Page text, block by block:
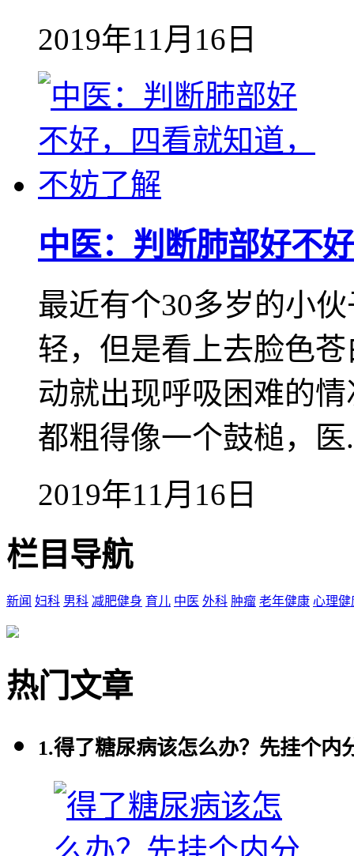
2019年11月16日
中医：判断肺部好不
最近有个30多岁的小
轻，但是看上去脸色
动就出现呼吸困难的
都粗得像一个鼓槌，医
2019年11月16日
栏目导航
新闻 妇科 男科 减肥健身 育儿 中医 外科 肿瘤 老年健康 心理健
热门文章
1.得了糖尿病该怎么办？先挂个内